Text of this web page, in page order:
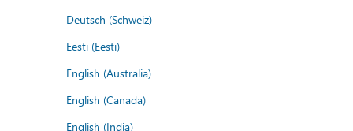
Deutsch (Schweiz)
Eesti (Eesti)
English (Australia)
English (Canada)
English (India)